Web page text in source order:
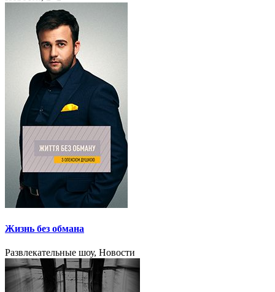
Жизнь без обмана
Развлекательные шоу, Новости